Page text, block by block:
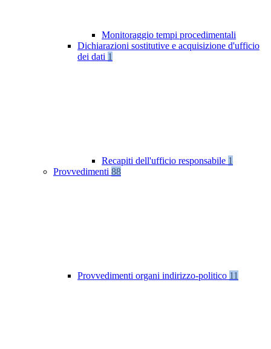
Monitoraggio tempi procedimentali
Dichiarazioni sostitutive e acquisizione d'ufficio
dei dati 1
Recapiti dell'ufficio responsabile 1
Provvedimenti 88
Provvedimenti organi indirizzo-politico 11